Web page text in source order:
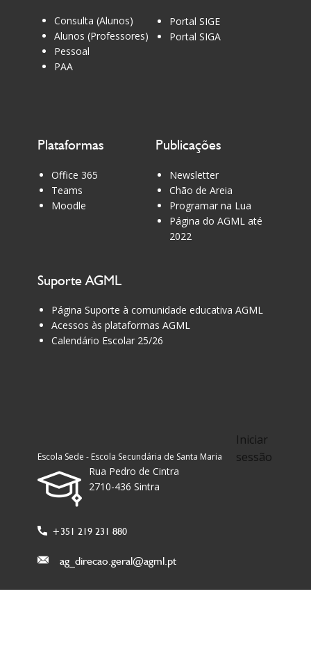
Consulta (Alunos)
Alunos (Professores)
Pessoal
PAA
Portal SIGE
Portal SIGA
Plataformas
Office 365
Teams
Moodle
Publicações
Newsletter
Chão de Areia
Programar na Lua
Página do AGML até
2022
Suporte AGML
Página Suporte à comunidade educativa AGML
Acessos às plataformas AGML
Calendário Escolar 25/26
Iniciar
sessão
Escola Sede - Escola Secundária de Santa Maria
Rua Pedro de Cintra
2710-436 Sintra
+351 219 231 880
ag_direcao.geral@agml.pt